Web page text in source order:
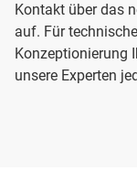
Kontakt über das
auf. Für
Konzeptionierung
unsere Experten